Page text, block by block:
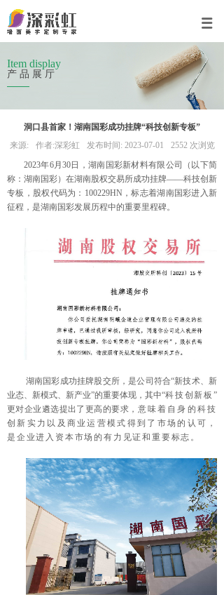
产品展厅
Item display
洞口县首家！湖南国彩成功挂牌“科技创新专板”
来源:
作者:深彩虹 发布时间: 2023-07-01 2552 次浏览
2023年6月30日，湖南国彩新材料有限公司（以下简
称：湖南国彩）在湖南股权交易所成功挂牌——科技创新
专板 ，股权代码为： 100229HN ，标志着湖南国彩进入新
征程，是湖南国彩发展历程中的重要里程碑。
湖南国彩成功挂牌股交所，是公司符合“新技术、新
业态、新模式、新产业”的重要体现，其中“科技创新板 ”
更对企业遴选提出了更高的要求， 意味着自身的科技
创新实力以及商业运营模式得到了市场的认可，
是企业进入资本市场的有力见证和重要标志。